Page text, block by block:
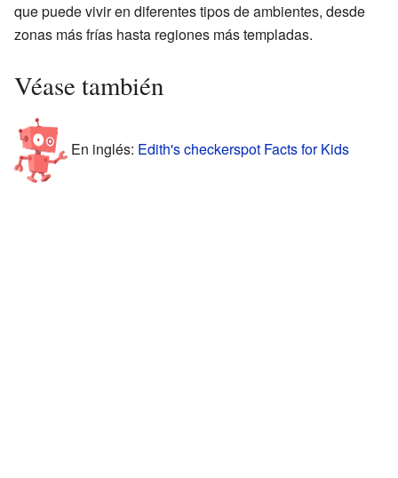
que puede vivir en diferentes tipos de ambientes, desde
zonas más frías hasta regiones más templadas.
Véase también
En inglés: Edith's checkerspot Facts for Kids